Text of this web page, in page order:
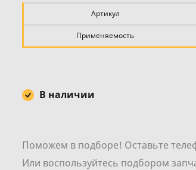
Артикул
Применяемость
В наличии
Поможем в подборе! Оставьте
Или воспользуйтесь подбором